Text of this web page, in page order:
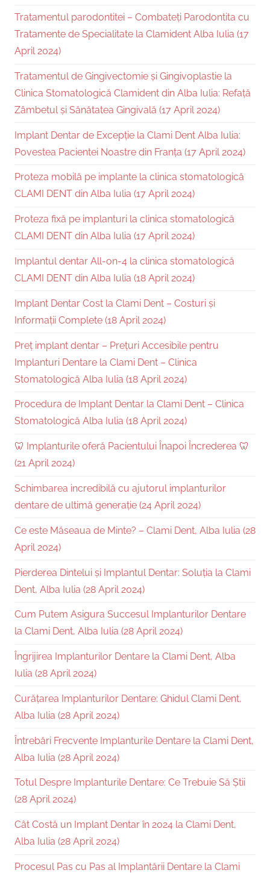
Tratamentul parodontitei – Combateți Parodontita cu
Tratamente de Specialitate la Clamident Alba Iulia (17
April 2024)
Tratamentul de Gingivectomie și Gingivoplastie la
Clinica Stomatologică Clamident din Alba Iulia: Refață
Zâmbetul și Sănătatea Gingivală (17 April 2024)
Implant Dentar de Excepție la Clami Dent Alba Iulia:
Povestea Pacientei Noastre din Franța (17 April 2024)
Proteza mobilă pe implante la clinica stomatologică
CLAMI DENT din Alba Iulia (17 April 2024)
Proteza fixă pe implanturi la clinica stomatologică
CLAMI DENT din Alba Iulia (17 April 2024)
Implantul dentar All-on-4 la clinica stomatologică
CLAMI DENT din Alba Iulia (18 April 2024)
Implant Dentar Cost la Clami Dent – Costuri și
Informații Complete (18 April 2024)
Preț implant dentar – Prețuri Accesibile pentru
Implanturi Dentare la Clami Dent – Clinica
Stomatologică Alba Iulia (18 April 2024)
Procedura de Implant Dentar la Clami Dent – Clinica
Stomatologică Alba Iulia (18 April 2024)
🦷 Implanturile oferă Pacientului Înapoi Încrederea 🦷
(21 April 2024)
Schimbarea incredibilă cu ajutorul implanturilor
dentare de ultimă generație (24 April 2024)
Ce este Măseaua de Minte? – Clami Dent, Alba Iulia (28
April 2024)
Pierderea Dintelui și Implantul Dentar: Soluția la Clami
Dent, Alba Iulia (28 April 2024)
Cum Putem Asigura Succesul Implanturilor Dentare
la Clami Dent, Alba Iulia (28 April 2024)
Îngrijirea Implanturilor Dentare la Clami Dent, Alba
Iulia (28 April 2024)
Curățarea Implanturilor Dentare: Ghidul Clami Dent,
Alba Iulia (28 April 2024)
Întrebări Frecvente Implanturile Dentare la Clami Dent,
Alba Iulia (28 April 2024)
Totul Despre Implanturile Dentare: Ce Trebuie Să Știi
(28 April 2024)
Cât Costă un Implant Dentar în 2024 la Clami Dent,
Alba Iulia (28 April 2024)
Procesul Pas cu Pas al Implantării Dentare la Clami